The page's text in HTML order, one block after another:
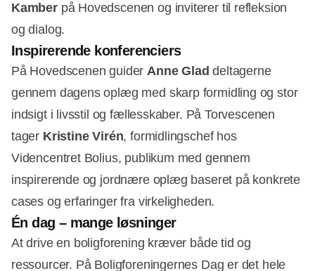
Kamberpå Hovedscenen og inviterer til refleksion
og dialog.
Inspirerende konferenciers
På Hovedscenen guiderAnne Glad deltagerne
gennem dagens oplæg med skarp formidling og stor
indsigt i livsstil og fællesskaber. På Torvescenen
tager Kristine Virén, formidlingschef hos
Videncentret Bolius, publikum med gennem
inspirerende og jordnære oplæg baseret på konkrete
cases og erfaringer fra virkeligheden.
Én dag – mange løsninger
At drive en boligforening kræver både tid og
ressourcer. På Boligforeningernes Dag er det hele